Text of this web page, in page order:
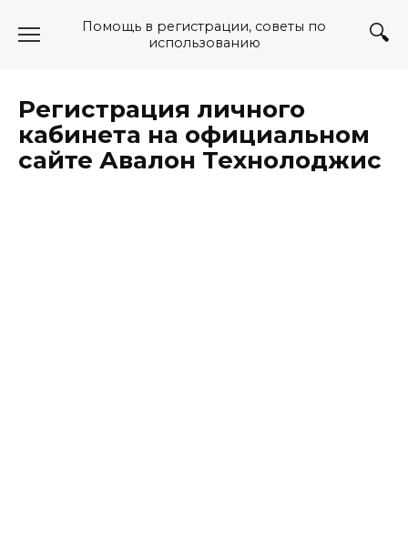
Помощь в регистрации, советы по
использованию
Регистрация личного
кабинета на официальном
сайте Авалон Технолоджис